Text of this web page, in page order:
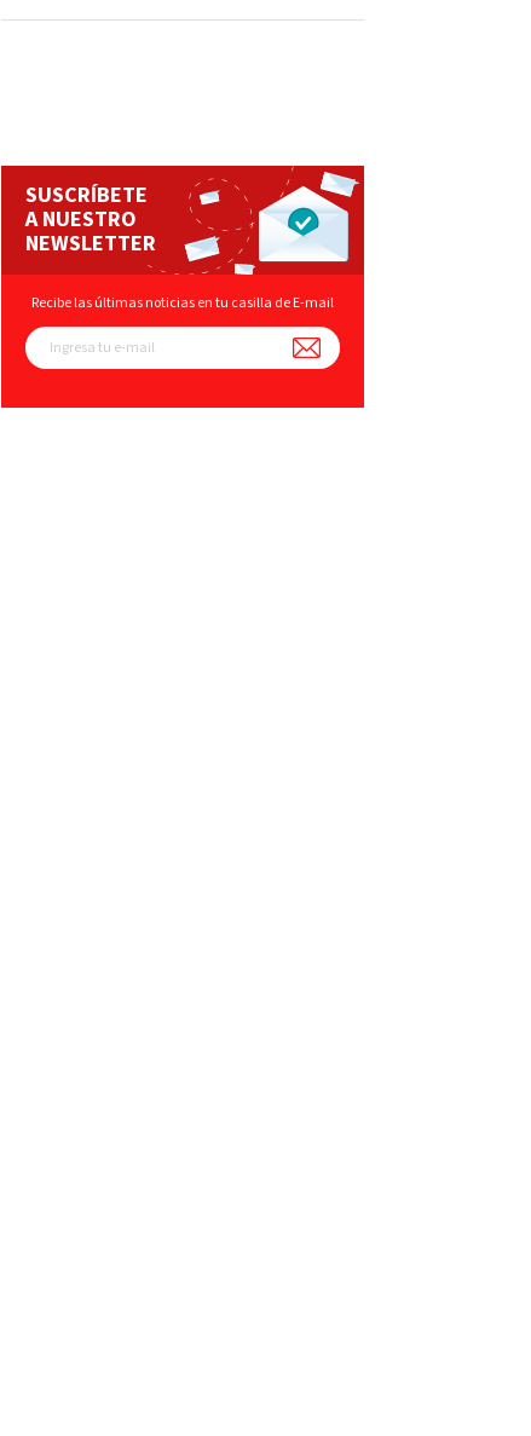
SUSCRÍBETE
A NUESTRO
NEWSLETTER
Recibe las últimas noticias en tu casilla de E-mail